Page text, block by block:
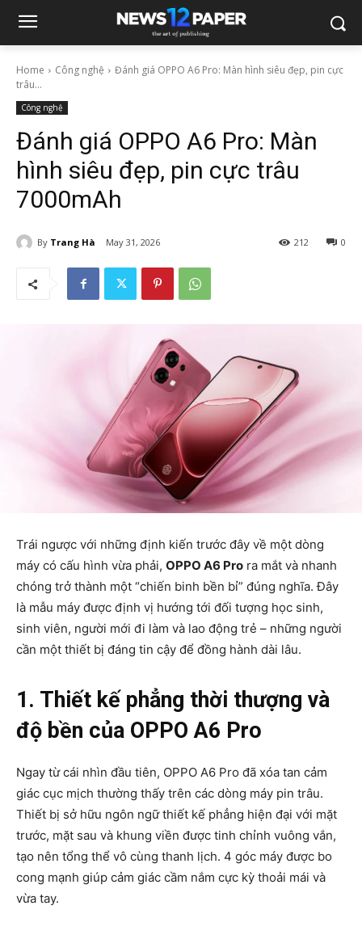
Home Công nghệ
Đánh giá OPPO A6 Pro: Màn hình siêu đẹp, pin cực
trâu...
Công nghệ
Đánh giá OPPO A6 Pro: Màn
hình siêu đẹp, pin cực trâu
7000mAh
By Trang Hà May 31, 2026 0
212
Trái ngược với những định kiến trước đây về một dòng
máy có cấu hình vừa phải, OPPO A6 Pro ra mắt và nhanh
chóng trở thành một “chiến binh bền bỉ” đúng nghĩa. Đây
là mẫu máy được định vị hướng tới đối tượng học sinh,
sinh viên, người mới đi làm và lao động trẻ – những người
cần một thiết bị đáng tin cậy để đồng hành dài lâu.
1. Thiết kế phẳng thời thượng và
độ bền của OPPO A6 Pro
Ngay từ cái nhìn đầu tiên, OPPO A6 Pro đã xóa tan cảm
giác cục mịch thường thấy trên các dòng máy pin trâu.
Thiết bị sở hữu ngôn ngữ thiết kế phẳng hiện đại với mặt
trước, mặt sau và khung viền được tinh chỉnh vuông vắn,
tạo nên tổng thể vô cùng thanh lịch. 4 góc máy được bo
cong mạnh giúp cảm giác cầm nắm cực kỳ thoải mái và
vừa tay.